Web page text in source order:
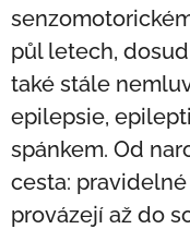
půl letech,
také stále
epilepsie,
spánkem. Od
cesta:
provázejí až do